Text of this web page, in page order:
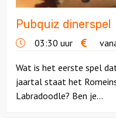
Pubquiz dinerspel
03:30 uur
Wat is het eerste spel
jaartal staat het
Labradoodle? Ben je...